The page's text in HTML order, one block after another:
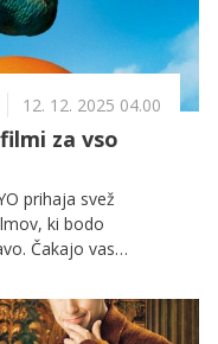
12. 12. 2025 04.00
za vso
prihaja svež
ki bodo
Čakajo vas
puščavskih
pot na kopno.